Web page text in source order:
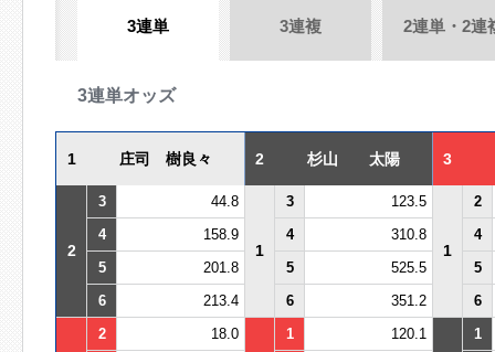
3連単 3連複 2連単・2連
3連単オッズ
1 庄司 樹良々 2 杉山 太陽 3
2
3 44.8
1
3 123.5
1
2
4
158.9 4 310.8
4
5
201.8 5 525.5
5
6
213.4 6 351.2 6
2 18.0 1 120.1
1